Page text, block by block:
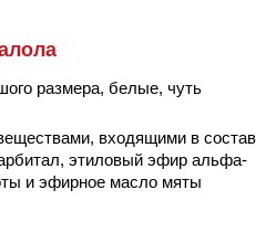
размера, белые, чуть
входящими в состав
этиловый эфир альфа-
и эфирное масло мяты